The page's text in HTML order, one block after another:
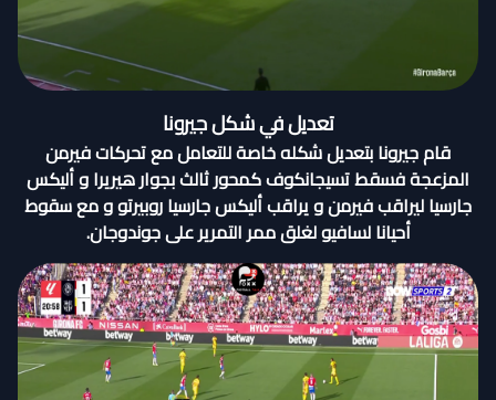
تعديل في شكل جيرونا
قام جيرونا بتعديل شكله خاصة للتعامل مع تحركات فيرمن
المزعجة فسقط تسيجانكوف كمحور ثالث بجوار هيريرا و أليكس
جارسيا ليراقب فيرمن و يراقب أليكس جارسيا روبيرتو و مع سقوط
أحيانا لسافيو لغلق ممر التمرير على جوندوجان.